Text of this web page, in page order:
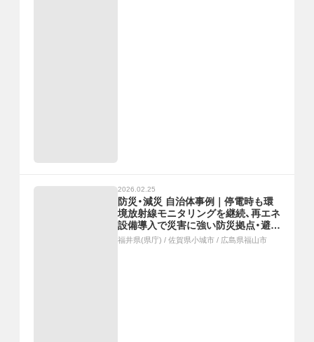
2026.02.25
防災・減災 自治体事例｜停電時も環
境放射線モニタリングを継続、再エネ
設備導入で災害に強い防災拠点・避難
施設を整備、管路耐震化で工業用水の
福井県(県庁) / 佐賀県小城市 / 広島県福山市